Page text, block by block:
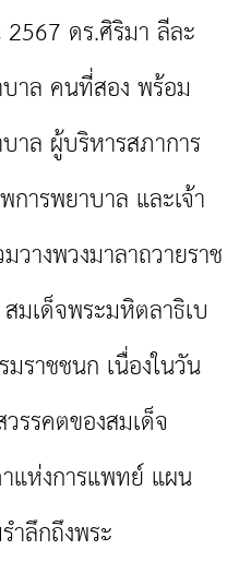
ดร.ศิริมา ลีละ
าล คนที่สอง พร้อม
าล ผู้บริหารสภาการ
ารพยาบาล และเจ้า
างพวงมาลาถวายราช
มเด็จพระมหิตลาธิเบ
ราชชนก เนื่องในวัน
รรคตของสมเด็จ
แห่งการแพทย์ แผน
ลึกถึงพระ